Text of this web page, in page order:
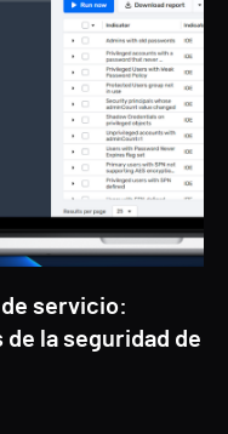
servicio:
la seguridad de